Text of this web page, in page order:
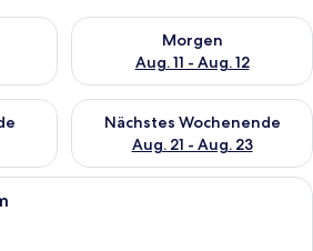
für heute Nacht, Aug. 10 - Aug.
Morgen
Aug. 11 - Aug. 12
Überprüfe die Verfügbarkeit
für dieses Wochenende, Aug. 14
Nächstes Wochenende
Aug. 21 - Aug. 23
Überprüfe die Verfügbarkeit
Ein modernes Badezimmer mit